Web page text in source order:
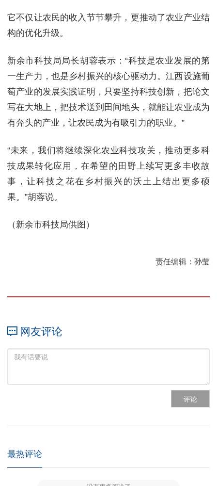
它不仅让农民的收入节节攀升，更推动了农业产业结
构的优化升级。
新余市科技局局长胡蓉表示：“科技是农业发展的第
一生产力，也是乡村振兴的核心驱动力。江西设施葡
萄产业的发展实践证明，只要坚持科技创新，把论文
写在大地上，把技术送到田间地头，就能让农业成为
有奔头的产业，让农民成为有吸引力的职业。”
“未来，我们将继续深化农业科技攻关，推动更多科
技成果转化应用，在希望的田野上续写更多丰收故
事，让科技之花在乡村振兴的沃土上结出更多硕
果。”胡蓉说。
（新余市科技局供图）
责任编辑：孙莹
网友评论
评论
最热评论